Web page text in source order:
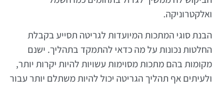
ואלקטרוניקה.
הבנת סוגי המתכות המיועדות לגריטה תסייע בקבלת
החלטות נכונות על מה כדאי להתמקד בתהליך. ישנם
מקומות בהם מתכות מסוימות עשויות להיות יקרות יותר,
ולעיתים אף תהליך הגריטה יכול להיות משתלם יותר עבור